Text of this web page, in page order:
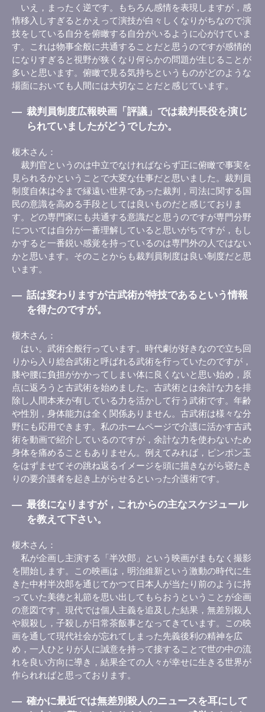
いえ，まったく逆です。もちろん感情を表現しますが，感
情移入しすぎるとかえって演技が白々しくなりがちなので演
技をしている自分を俯瞰する自分がいるように心がけていま
す。これは物事全般に共通することだと思うのですが感情的
になりすぎると視野が狭くなり何らかの問題が生じることが
多いと思います。俯瞰で見る気持ちというものがどのような
場面においても人間には大切なことだと感じています。
― 裁判員制度広報映画「評議」では裁判長役を演じ
られていましたがどうでしたか。
榎木さん
裁判官というのは中立でなければならず正に俯瞰で事実を
見られるかということで大変な仕事だと思いました。裁判員
制度自体は今まで縁遠い世界であった裁判，司法に関する国
民の意識を高める手段としては良いものだと感じておりま
す。どの専門家にも共通する意識だと思うのですが専門分野
については自分が一番理解していると思いがちですが，もし
かすると一番鋭い感覚を持っているのは専門外の人ではない
かと思います。そのことからも裁判員制度は良い制度だと思
います。
― 話は変わりますが古武術が特技であるという情報
を得たのですが。
榎木さん
はい。武術全般行っています。時代劇が好きなので立ち回
りから入り総合武術と呼ばれる武術を行っていたのですが，
膝や腰に負担がかかってしまい体に良くないと思い始め，原
点に返ろうと古武術を始めました。古武術とは余計な力を排
除し人間本来が有している力を活かして行う武術です。年齢
や性別，身体能力は全く関係ありません。古武術は様々な分
野にも応用できます。私のホームページで介護に活かす古武
術を動画で紹介しているのですが，余計な力を使わないため
身体を痛めることもありません。例えてみれば，ピンポン玉
をはずませてその跳ね返るイメージを頭に描きながら寝たき
りの要介護者を起き上がらせるといった介護術です。
― 最後になりますが，これからの主なスケジュール
を教えて下さい。
榎木さん
私が企画し主演する「半次郎」という映画がまもなく撮影
を開始します。この映画は，明治維新という激動の時代に生
きた中村半次郎を通じてかつて日本人が当たり前のように持
っていた美徳と礼節を思い出してもらおうということが企画
の意図です。現代では個人主義を追及した結果，無差別殺人
や親殺し，子殺しが日常茶飯事となってきています。この映
画を通して現代社会が忘れてしまった先義後利の精神を広
め，一人ひとりが人に誠意を持って接することで世の中の流
れを良い方向に導き，結果全ての人々が幸せに生きる世界が
作られればと思っております。
― 確かに最近では無差別殺人のニュースを耳にして